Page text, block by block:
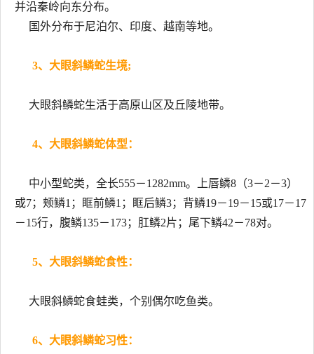
并沿秦岭向东分布。
国外分布于尼泊尔、印度、越南等地。
3、大眼斜鳞蛇生境;
大眼斜鳞蛇生活于高原山区及丘陵地带。
4、大眼斜鳞蛇体型：
中小型蛇类，全长555－1282mm。上唇鳞8（3－2－3）
或7；颊鳞1；眶前鳞1；眶后鳞3；背鳞19－19－15或17－17
－15行，腹鳞135－173；肛鳞2片；尾下鳞42－78对。
5、大眼斜鳞蛇食性：
大眼斜鳞蛇食蛙类，个别偶尔吃鱼类。
6、大眼斜鳞蛇习性：